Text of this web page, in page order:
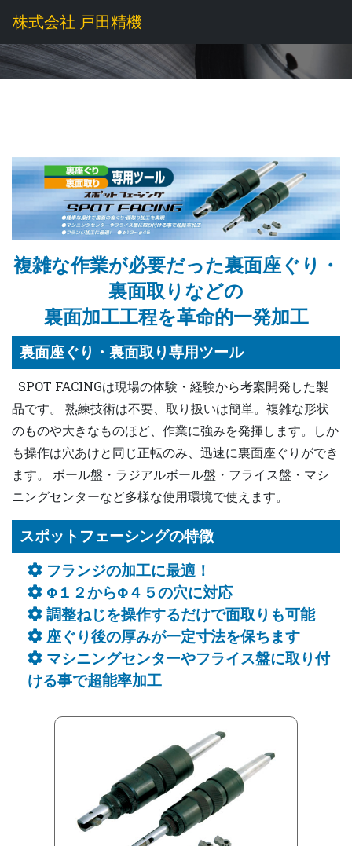
株式会社 戸田精機
複雑な作業が必要だった裏面座ぐり・
裏面取りなどの
裏面加工工程を革命的一発加工
裏面座ぐり・裏面取り専用ツール
SPOT FACINGは現場の体験・経験から考案開発した製
品です。 熟練技術は不要、取り扱いは簡単。複雑な形状
のものや大きなものほど、作業に強みを発揮します。しか
も操作は穴あけと同じ正転のみ、迅速に裏面座ぐりができ
ます。 ボール盤・ラジアルボール盤・フライス盤・マシ
ニングセンターなど多様な使用環境で使えます。
スポットフェーシングの特徴
フランジの加工に最適！
Φ１２からΦ４５の穴に対応
調整ねじを操作するだけで面取りも可能
座ぐり後の厚みが一定寸法を保ちます
マシニングセンターやフライス盤に取り付
ける事で超能率加工